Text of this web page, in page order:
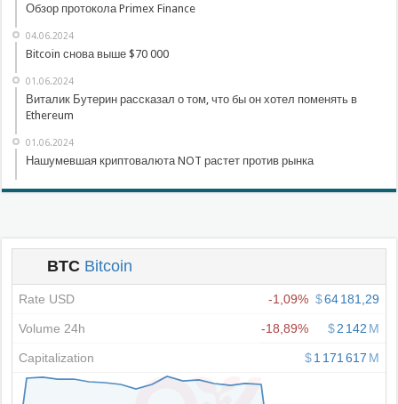
Обзор протокола Primex Finance
04.06.2024
Bitcoin снова выше $70 000
01.06.2024
Виталик Бутерин рассказал о том, что бы он хотел поменять в
Ethereum
01.06.2024
Нашумевшая криптовалюта NOT растет против рынка